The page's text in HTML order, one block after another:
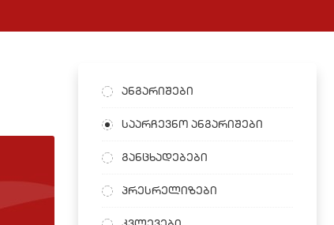
ანგარიშები
საარჩევნო ანგარიშები
განცხადებები
პრესრელიზები